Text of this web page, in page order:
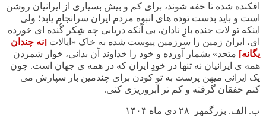
افکنده شده تا خفه شوند، برای کم و بیش بسیاری از ایرانیان روشن
است و باید بدست توده های انبوه مردم ایران سرانجام یابد؛ ولی
اینکه تو لات جنده بازِ نادان، بی آنکه دریابی چه شِکر گُنده ای خورده
ای، ایران زمین را سرزمین پیوست شده به خاک «ایالات [نه چندان
یگانه] متحد» بشمار آورده و خود را خداوند آن بدانی، خوار شمردن
همه ی ایرانیان نه تنها در خودِ ایران که در همه ی جهان است. چون
یک ایرانی میهن پرست به تو کودن برای چندمین بار سپارش می
کنم خفقان گرفته و کم تر آبروریزی کنی.
ب. الف. بزرگمهر ٢٨ دی ماه ١۴٠۴